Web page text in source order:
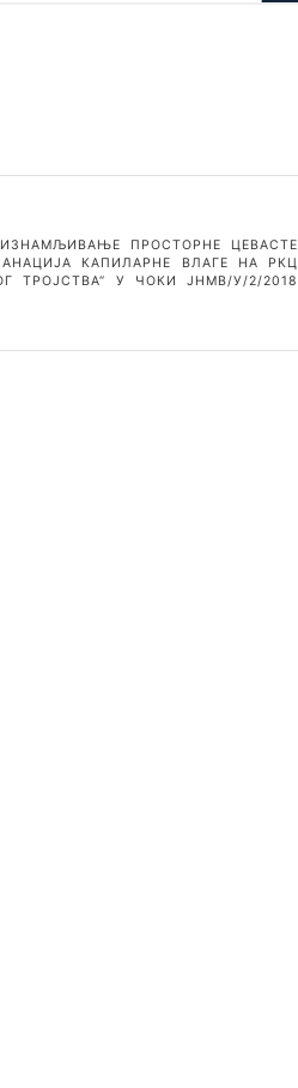
ПРОСТОРНЕ ЦЕВАСТЕ
КАПИЛАРНЕ ВЛАГЕ НА РКЦ
ТРОЈСТВА“ У ЧОКИ ЈНМВ/У/2/2018